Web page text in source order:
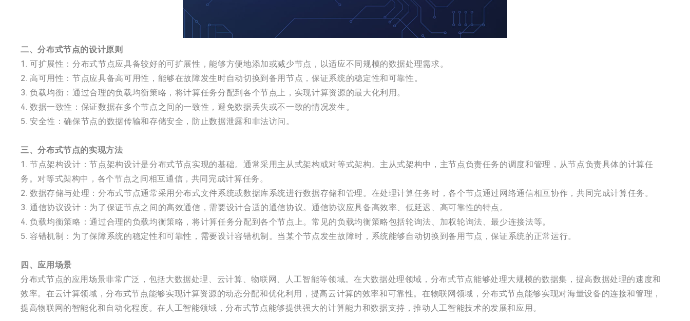
二、分布式节点的设计原则
1. 可扩展性：分布式节点应具备较好的可扩展性，能够方便地添加或减少节点，以适应不同规模的数据处理需求。
2. 高可用性：节点应具备高可用性，能够在故障发生时自动切换到备用节点，保证系统的稳定性和可靠性。
3. 负载均衡：通过合理的负载均衡策略，将计算任务分配到各个节点上，实现计算资源的最大化利用。
4. 数据一致性：保证数据在多个节点之间的一致性，避免数据丢失或不一致的情况发生。
5. 安全性：确保节点的数据传输和存储安全，防止数据泄露和非法访问。
三、分布式节点的实现方法
1. 节点架构设计：节点架构设计是分布式节点实现的基础。通常采用主从式架构或对等式架构。主从式架构中，主节点负责任务的调度和管理，从节点负责具体的计算任
务。对等式架构中，各个节点之间相互通信，共同完成计算任务。
2. 数据存储与处理：分布式节点通常采用分布式文件系统或数据库系统进行数据存储和管理。在处理计算任务时，各个节点通过网络通信相互协作，共同完成计算任务。
3. 通信协议设计：为了保证节点之间的高效通信，需要设计合适的通信协议。通信协议应具备高效率、低延迟、高可靠性的特点。
4. 负载均衡策略：通过合理的负载均衡策略，将计算任务分配到各个节点上。常见的负载均衡策略包括轮询法、加权轮询法、最少连接法等。
5. 容错机制：为了保障系统的稳定性和可靠性，需要设计容错机制。当某个节点发生故障时，系统能够自动切换到备用节点，保证系统的正常运行。
四、应用场景
分布式节点的应用场景非常广泛，包括大数据处理、云计算、物联网、人工智能等领域。在大数据处理领域，分布式节点能够处理大规模的数据集，提高数据处理的速度和
效率。在云计算领域，分布式节点能够实现计算资源的动态分配和优化利用，提高云计算的效率和可靠性。在物联网领域，分布式节点能够实现对海量设备的连接和管理，
提高物联网的智能化和自动化程度。在人工智能领域，分布式节点能够提供强大的计算能力和数据支持，推动人工智能技术的发展和应用。